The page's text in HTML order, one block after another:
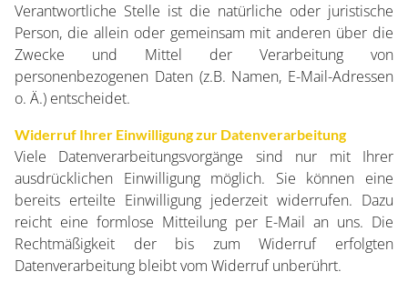
Verantwortliche Stelle ist die natürliche oder juristische
Person, die allein oder gemeinsam mit anderen über die
Zwecke und Mittel der Verarbeitung von
personenbezogenen Daten (z.B. Namen, E-Mail-Adressen
o. Ä.) entscheidet.
Widerruf Ihrer Einwilligung zur Datenverarbeitung
Viele Datenverarbeitungsvorgänge sind nur mit Ihrer
ausdrücklichen Einwilligung möglich. Sie können eine
bereits erteilte Einwilligung jederzeit widerrufen. Dazu
reicht eine formlose Mitteilung per E-Mail an uns. Die
Rechtmäßigkeit der bis zum Widerruf erfolgten
Datenverarbeitung bleibt vom Widerruf unberührt.